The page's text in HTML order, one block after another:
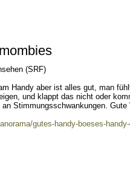
(SRF)
Handy aber ist alles gut, man
und klappt das nicht oder
Stimmungsschwankungen. Gute
gutes-handy-boeses-